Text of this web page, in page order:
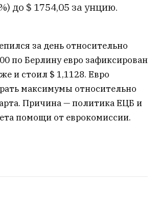
до $ 1754,05 за унцию.
за день относительно
по Берлину евро зафиксирован
и стоил $ 1,1128. Евро
максимумы относительно
Причина — политика ЕЦБ и
помощи от еврокомиссии.